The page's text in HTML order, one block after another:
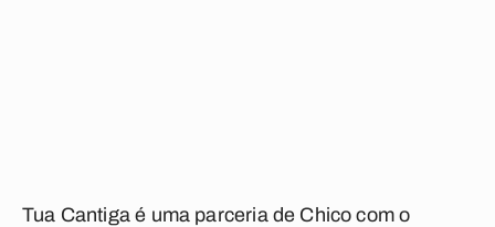
Tua Cantigaé uma parceria de Chico com o